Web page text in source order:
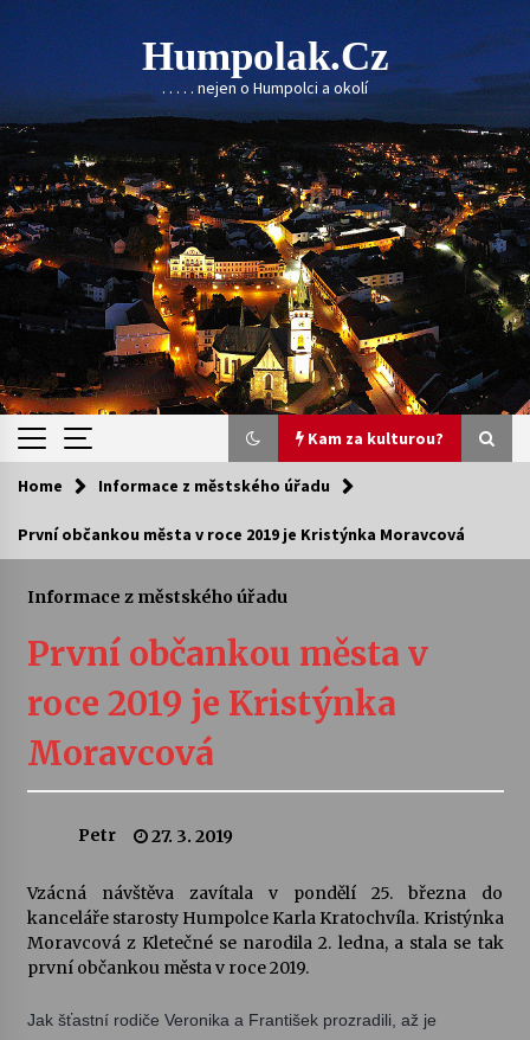
Skip
to
content
Humpolak.cz
. . . . . nejen o Humpolci a okolí
Kam za kulturou?
Kam za kulturou?
Sukuba Ensemble
kapkou
30. 7. 2026
Veselí muzikanti
Pozvánka na integrační festival Quijotova
šedesátka: 28. 7.–1. 8. 2026
28. 7. 2026
Jenakaši
Home Informace z městského úřadu
První občankou města v roce 2019 je Kristýnka Moravcová
Informace z městského úřadu
První občankou města v
roce 2019 je Kristýnka
Moravcová
Petr 27. 3. 2019
Vzácná návštěva zavítala v pondělí 25. března do
kanceláře starosty Humpolce Karla Kratochvíla. Kristýnka
Moravcová z Kletečné se narodila 2. ledna, a stala se tak
první občankou města v roce 2019.
Jak šťastní rodiče Veronika a František prozradili, až je